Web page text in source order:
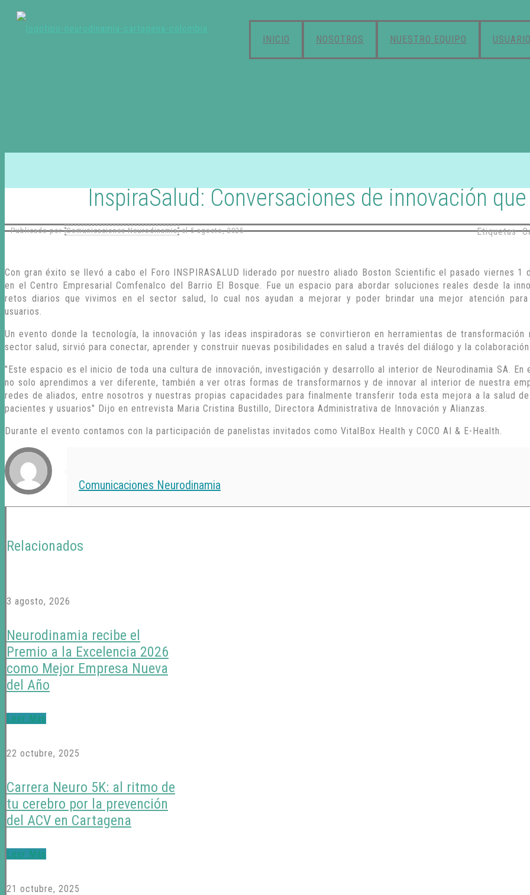
INICIO NOSOTROS NUESTRO EQUIPO
InspiraSalud: Conversaciones de innovación
Publicado por Comunicaciones Neurodinamia el 5 agosto, 2025 Etiquetas
Con gran éxito se llevó a cabo el Foro INSPIRASALUD liderado por nuestro aliado Boston Scientific el pasado viernes 1
en el Centro Empresarial Comfenalco del Barrio El Bosque. Fue un espacio para abordar soluciones reales desde la
retos diarios que vivimos en el sector salud, lo cual nos ayudan a mejorar y poder brindar una mejor atención para
usuarios.
Un evento donde la tecnología, la innovación y las ideas inspiradoras se convirtieron en herramientas de transformación
sector salud, sirvió para conectar, aprender y construir nuevas posibilidades en salud a través del diálogo y la
"Este espacio es el inicio de toda una cultura de innovación, investigación y desarrollo al interior de Neurodinamia SA. En
no solo aprendimos a ver diferente, también a ver otras formas de transformarnos y de innovar al interior de nuestra
redes de aliados, entre nosotros y nuestras propias capacidades para finalmente transferir toda esta mejora a la salud
pacientes y usuarios" Dijo en entrevista Maria Cristina Bustillo, Directora Administrativa de Innovación y Alianzas.
Durante el evento contamos con la participación de panelistas invitados como VitalBox Health y COCO AI & E-Health.
Comunicaciones Neurodinamia
Relacionados
3 agosto, 2026
Neurodinamia recibe el
Premio a la Excelencia 2026
como Mejor Empresa Nueva
del Año
Leer Más
22 octubre, 2025
Carrera Neuro 5K: al ritmo de
tu cerebro por la prevención
del ACV en Cartagena
Leer Más
21 octubre, 2025